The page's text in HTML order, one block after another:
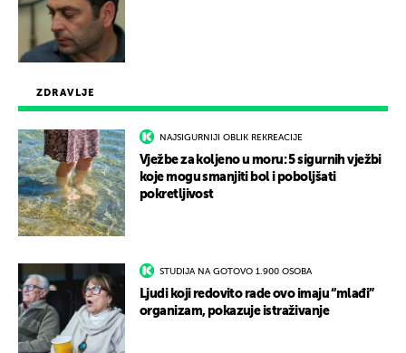
ZDRAVLJE
NAJSIGURNIJI OBLIK REKREACIJE
Vježbe za koljeno u moru: 5 sigurnih vježbi
koje mogu smanjiti bol i poboljšati
pokretljivost
STUDIJA NA GOTOVO 1.900 OSOBA
Ljudi koji redovito rade ovo imaju “mlađi”
organizam, pokazuje istraživanje